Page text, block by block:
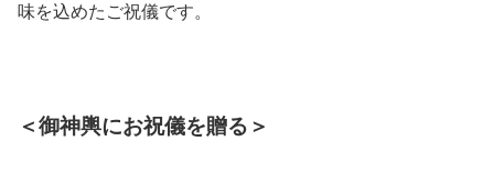
味を込めたご祝儀です。
＜御神輿にお祝儀を贈る＞